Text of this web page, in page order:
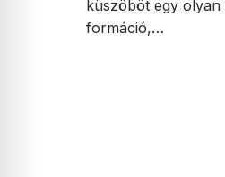
küszöböt egy
formáció,…